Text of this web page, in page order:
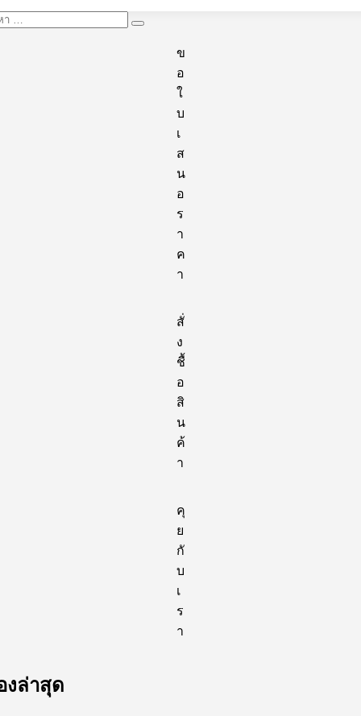
า:
ข
อ
ใ
บ
เ
ส
น
อ
ร
า
ค
า
สั่
ง
ชื้
อ
สิ
น
ค้
า
คุ
ย
กั
บ
เ
ร
า
งล่าสุด